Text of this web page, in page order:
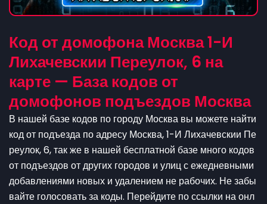
Код от домофона Москва 1-И
Лихачевскии Переулок, 6 на
карте — База кодов от
домофонов подъездов Москва
В нашей базе кодов по городу Москва вы можете найти
код от подъезда по адресу Москва, 1-И Лихачевскии Пе
реулок, 6, так же в нашей бесплатной базе много кодов
от подъездов от других городов и улиц с ежедневными
добавлениями новых и удалением не рабочих. Не забы
вайте голосовать за коды. Перейдите по ссылки на онл